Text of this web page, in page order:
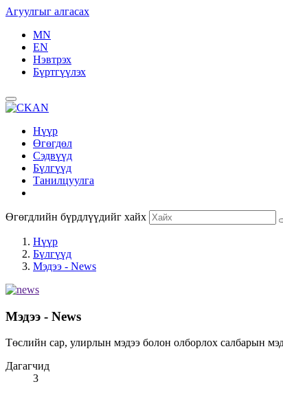
Агуулгыг алгасах
MN
EN
Нэвтрэх
Бүртгүүлэх
Нүүр
Өгөгдөл
Сэдвүүд
Бүлгүүд
Танилцуулга
Өгөгдлийн бүрдлүүдийг хайх
Нүүр
Бүлгүүд
Мэдээ - News
Мэдээ - News
Төслийн сар, улирлын мэдээ болон олборлох салбарын
Дагагчид
3